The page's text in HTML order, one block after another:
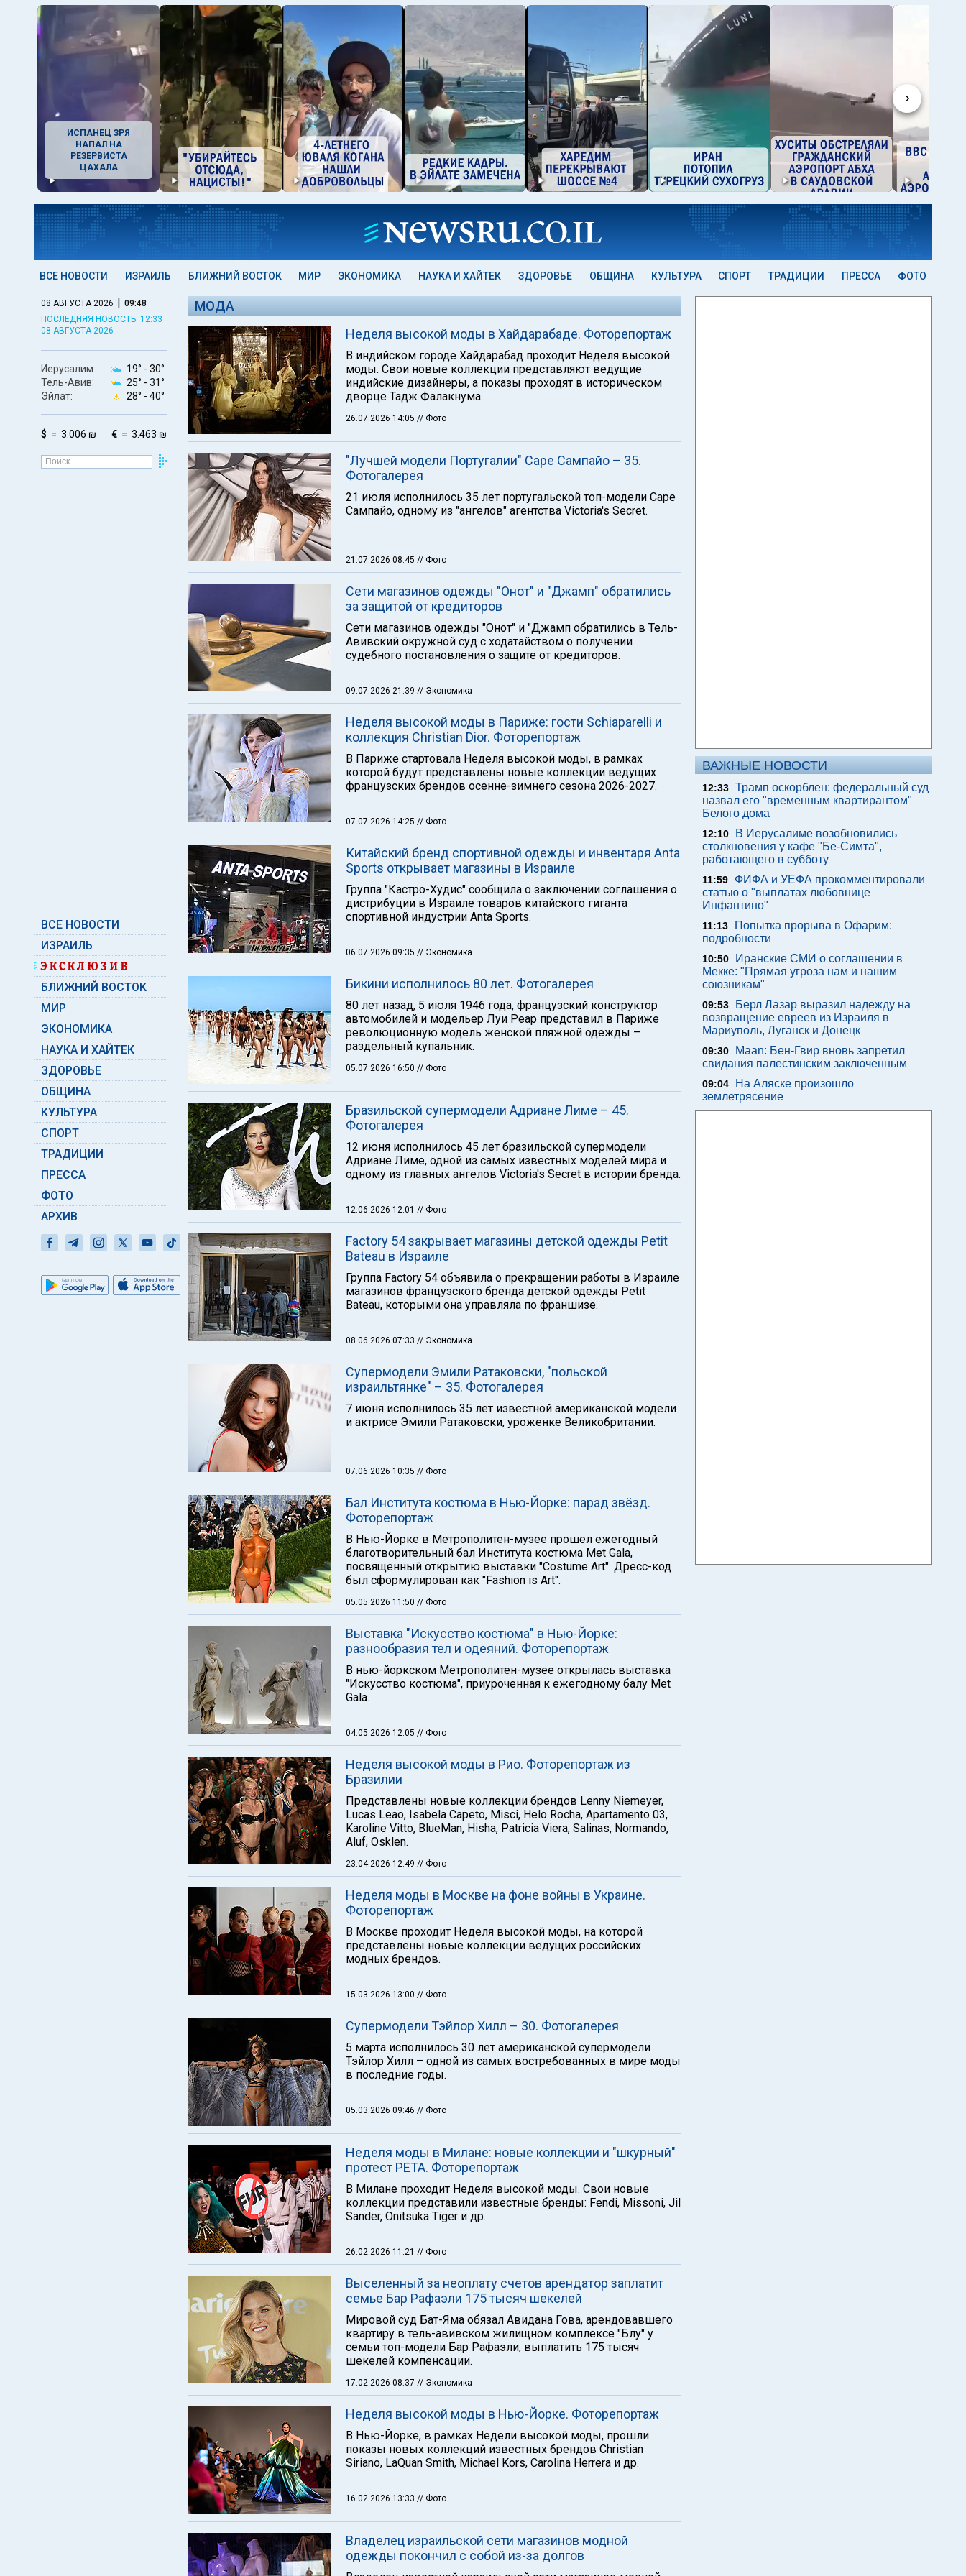
›
ИСПАНЕЦ ЗРЯ
НАПАЛ НА
РЕЗЕРВИСТА
ЦАХАЛА
ВСЕ НОВОСТИ ИЗРАИЛЬ БЛИЖНИЙ ВОСТОК МИР ЭКОНОМИКА НАУКА И ХАЙТЕК ЗДОРОВЬЕ ОБЩИНА КУЛЬТУРА СПОРТ ТРАДИЦИИ ПРЕССА ФОТО
08 АВГУСТА 2026 | 09:48
ПОСЛЕДНЯЯ НОВОСТЬ: 12:33
08 АВГУСТА 2026
Иерусалим: 19° - 30°
Тель-Авив:
25° - 31°
Эйлат:
28° - 40°
$ 3.006 ₪ € 3.463 ₪
ВСЕ НОВОСТИ
ИЗРАИЛЬ
БЛИЖНИЙ ВОСТОК
МИР
ЭКОНОМИКА
НАУКА И ХАЙТЕК
ЗДОРОВЬЕ
ОБЩИНА
КУЛЬТУРА
СПОРТ
ТРАДИЦИИ
ПРЕССА
ФОТО
АРХИВ
МОДА
Неделя высокой моды в Хайдарабаде. Фоторепортаж
В индийском городе Хайдарабад проходит Неделя высокой
моды. Свои новые коллекции представляют ведущие
индийские дизайнеры, а показы проходят в историческом
дворце Тадж Фалакнума.
26.07.2026 14:05 // Фото
"Лучшей модели Португалии" Саре Сампайо – 35.
Фотогалерея
21 июля исполнилось 35 лет португальской топ-модели Саре
Сампайо, одному из "ангелов" агентства Victoria's Secret.
21.07.2026 08:45 // Фото
Сети магазинов одежды "Онот" и "Джамп" обратились
за защитой от кредиторов
Сети магазинов одежды "Онот" и "Джамп обратились в Тель-
Авивский окружной суд с ходатайством о получении
судебного постановления о защите от кредиторов.
09.07.2026 21:39 // Экономика
Неделя высокой моды в Париже: гости Schiaparelli и
коллекция Christian Dior. Фоторепортаж
В Париже стартовала Неделя высокой моды, в рамках
которой будут представлены новые коллекции ведущих
французских брендов осенне-зимнего сезона 2026-2027.
07.07.2026 14:25 // Фото
Китайский бренд спортивной одежды и инвентаря Anta
Sports открывает магазины в Израиле
Группа "Кастро-Худис" сообщила о заключении соглашения о
дистрибуции в Израиле товаров китайского гиганта
спортивной индустрии Anta Sports.
06.07.2026 09:35 // Экономика
Бикини исполнилось 80 лет. Фотогалерея
80 лет назад, 5 июля 1946 года, французский конструктор
автомобилей и модельер Луи Реар представил в Париже
революционную модель женской пляжной одежды –
раздельный купальник.
05.07.2026 16:50 // Фото
Бразильской супермодели Адриане Лиме – 45.
Фотогалерея
12 июня исполнилось 45 лет бразильской супермодели
Адриане Лиме, одной из самых известных моделей мира и
одному из главных ангелов Victoria's Secret в истории бренда.
12.06.2026 12:01 // Фото
Factory 54 закрывает магазины детской одежды Petit
Bateau в Израиле
Группа Factory 54 объявила о прекращении работы в Израиле
магазинов французского бренда детской одежды Petit
Bateau, которыми она управляла по франшизе.
08.06.2026 07:33 // Экономика
Супермодели Эмили Ратаковски, "польской
израильтянке" – 35. Фотогалерея
7 июня исполнилось 35 лет известной американской модели
и актрисе Эмили Ратаковски, уроженке Великобритании.
07.06.2026 10:35 // Фото
Бал Института костюма в Нью-Йорке: парад звёзд.
Фоторепортаж
В Нью-Йорке в Метрополитен-музее прошел ежегодный
благотворительный бал Института костюма Met Gala,
посвященный открытию выставки "Costume Art". Дресс-код
был сформулирован как "Fashion is Art".
05.05.2026 11:50 // Фото
Выставка "Искусство костюма" в Нью-Йорке:
разнообразия тел и одеяний. Фоторепортаж
В нью-йоркском Метрополитен-музее открылась выставка
"Искусство костюма", приуроченная к ежегодному балу Met
Gala.
04.05.2026 12:05 // Фото
Неделя высокой моды в Рио. Фоторепортаж из
Бразилии
Представлены новые коллекции брендов Lenny Niemeyer,
Lucas Leao, Isabela Capeto, Misci, Helo Rocha, Apartamento 03,
Karoline Vitto, BlueMan, Hisha, Patricia Viera, Salinas, Normando,
Aluf, Osklen.
23.04.2026 12:49 // Фото
Неделя моды в Москве на фоне войны в Украине.
Фоторепортаж
В Москве проходит Неделя высокой моды, на которой
представлены новые коллекции ведущих российских
модных брендов.
15.03.2026 13:00 // Фото
Супермодели Тэйлор Хилл – 30. Фотогалерея
5 марта исполнилось 30 лет американской супермодели
Тэйлор Хилл – одной из самых востребованных в мире моды
в последние годы.
05.03.2026 09:46 // Фото
Неделя моды в Милане: новые коллекции и "шкурный"
протест PETA. Фоторепортаж
В Милане проходит Неделя высокой моды. Свои новые
коллекции представили известные бренды: Fendi, Missoni, Jil
Sander, Onitsuka Tiger и др.
26.02.2026 11:21 // Фото
Выселенный за неоплату счетов арендатор заплатит
семье Бар Рафаэли 175 тысяч шекелей
Мировой суд Бат-Яма обязал Авидана Гова, арендовавшего
квартиру в тель-авивском жилищном комплексе "Блу" у
семьи топ-модели Бар Рафаэли, выплатить 175 тысяч
шекелей компенсации.
17.02.2026 08:37 // Экономика
Неделя высокой моды в Нью-Йорке. Фоторепортаж
В Нью-Йорке, в рамках Недели высокой моды, прошли
показы новых коллекций известных брендов Christian
Siriano, LaQuan Smith, Michael Kors, Carolina Herrera и др.
16.02.2026 13:33 // Фото
Владелец израильской сети магазинов модной
одежды покончил с собой из-за долгов
ВАЖНЫЕ НОВОСТИ
12:33 Трамп оскорблен: федеральный суд
назвал его "временным квартирантом"
Белого дома
12:10
В Иерусалиме возобновились
столкновения у кафе "Бе-Симта",
работающего в субботу
11:59
ФИФА и УЕФА прокомментировали
статью о "выплатах любовнице
Инфантино"
11:13
Попытка прорыва в Офарим:
подробности
10:50
Иранские СМИ о соглашении в
Мекке: "Прямая угроза нам и нашим
союзникам"
09:53
Берл Лазар выразил надежду на
возвращение евреев из Израиля в
Мариуполь, Луганск и Донецк
09:30
Maan: Бен-Гвир вновь запретил
свидания палестинским заключенным
09:04
На Аляске произошло
землетрясение